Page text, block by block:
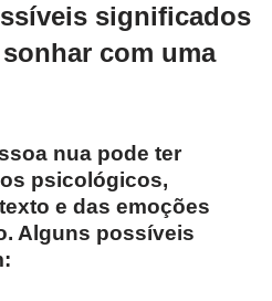
significados
com uma
nua pode ter
psicológicos,
e das emoções
Alguns possíveis